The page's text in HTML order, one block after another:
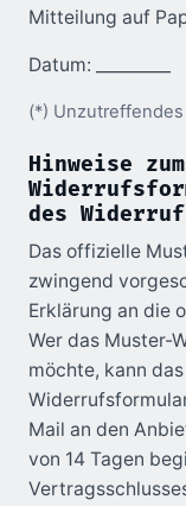
Mitteilung auf
Datum: _________
(*)
Hinweise
des
Das offizielle
zwingend
Erklärung an die
Wer das Muster-
möchte, kann
Mail an den
von 14 Tagen